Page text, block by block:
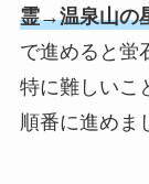
霊→温泉山の
で進めると蛍
特に難しいこ
順番に進めま